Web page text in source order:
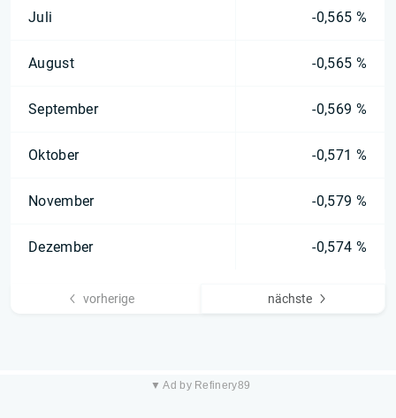
Juli -0,565 %
August -0,565 %
September -0,569 %
Oktober -0,571 %
November -0,579 %
Dezember -0,574 %
vorherige nächste
▼ Ad by Refinery89